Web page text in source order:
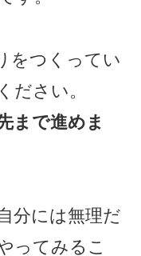
をつくってい
ださい。
まで進めま
分には無理だ
ってみるこ